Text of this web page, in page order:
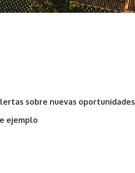
sobre nuevas oportunidades
ejemplo